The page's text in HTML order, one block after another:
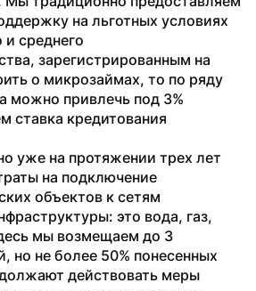
на льготных условиях
среднего
зарегистрированным на
о микрозаймах, то по ряду
можно привлечь под 3%
ставка кредитования
уже на протяжении трех лет
на подключение
объектов к сетям
это вода, газ,
мы возмещаем до 3
но не более 50% понесенных
действовать меры